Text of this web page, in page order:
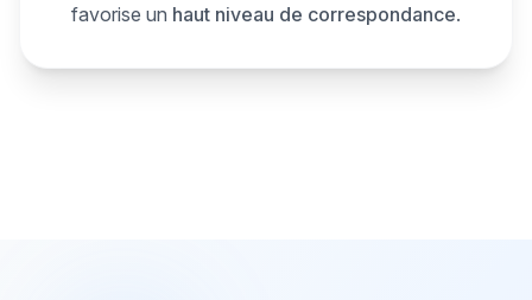
favorise un haut niveau de correspondance.